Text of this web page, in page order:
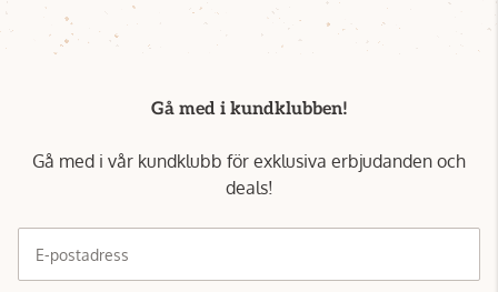
Gå med i kundklubben!
Gå med i vår kundklubb för exklusiva erbjudanden och
deals!
E-postadress